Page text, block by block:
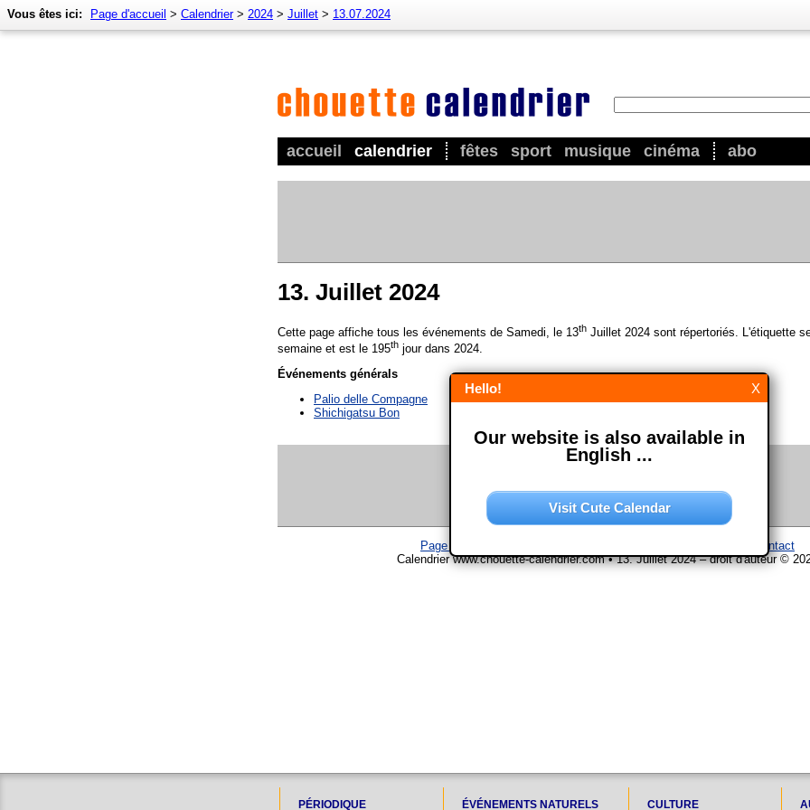
accueil calendrier fêtes sport musique cinéma abo
Vous êtes ici: Page d'accueil > Calendrier> 2024 > Juillet > 13.07.2024
13. Juillet 2024
Cette page affiche tous les événements de Samedi, le 13th Juillet 2024 sont répertoriés. L'étiquette
semaine et est le 195th jour dans 2024.
Événements générals
Palio delle Compagne
Shichigatsu Bon
Page d'accueil
Contact
Calendrier www.chouette-calendrier.com • 13. Juillet 2024 – droit d'auteur ©
PÉRIODIQUE ÉVÉNEMENTS NATURELS CULTURE
X
Hello!
Our website is also available in
English ...
Visit Cute Calendar